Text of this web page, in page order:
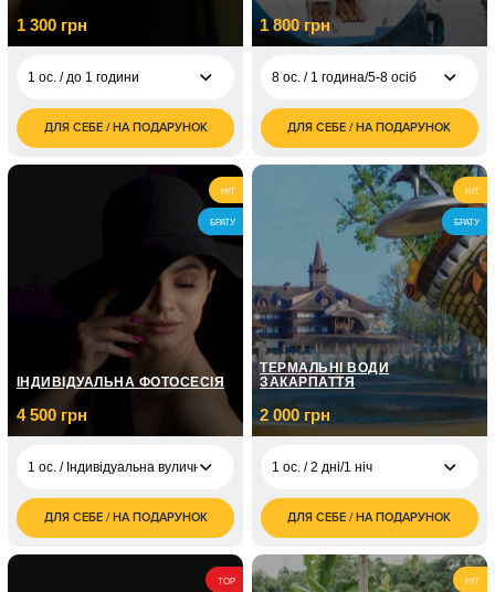
1 300 грн
1 ос. / до 1 години
1 300
грн
2 200
грн
ДЛЯ СЕБЕ / НА ПОДАРУНОК
1 800 грн
8 ос. / 1 година/5-8 осіб
8 ос. / 1 година/5-8
осіб
грн
8 ос. / 2 години/5-8
3 600
грн
4 ос. / 1 година/до 4
1 500
грн
4 ос. / 2 години/1-4
осіб
3 000
грн
ДЛЯ СЕБЕ / НА ПОДАРУНОК
HIT
БРАТУ
ІНДИВІДУАЛЬНА ФОТОСЕСІЯ
4 500 грн
1 ос. / Індивідуальна вулична фотосесія/до 1 години
1 ос. / Індивідуальна
вулична фотосесія/
до 1 години
4 500
ДЛЯ СЕБЕ / НА ПОДАРУНОК
HIT
БРАТУ
ТЕРМАЛЬНІ ВОДИ
ЗАКАРПАТТЯ
2 000 грн
1 ос. / 2 дні/1 ніч
2 000
грн
2 ос. / 2 дні/1 ніч
4 000
грн
ДЛЯ СЕБЕ / НА ПОДАРУНОК
TOP HIT